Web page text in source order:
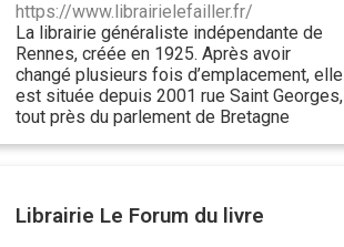
https://www.librairielefailler.fr/
La librairie généraliste indépendante de
Rennes, créée en 1925. Après avoir
changé plusieurs fois d’emplacement, elle
est située depuis 2001 rue Saint Georges,
tout près du parlement de Bretagne
Librairie Le Forum du livre